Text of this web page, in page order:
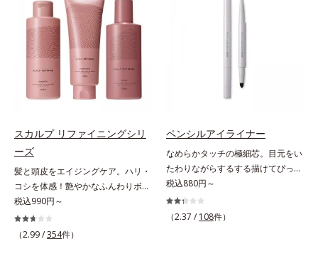
スカルプ リファイニングシリ
ーズ
髪と頭皮をエイジングケア。ハリ・
コシを体感！艶やかなふんわりボリ
ューム美髪へ。「抜け毛が目立つ」
「ボリュームがない」「ハリ・コシ
がない」という年齢による3大髪悩
税込990円～
（2.99 /354件）
ペンシルアイライナー
なめらかタッチの極細芯。目元をい
たわりながらするする描けてぴった
り密着。するする描けてぴったり密
着。なめらかタッチの極細芯アイラ
イナーです。繊細な目のキワにも優
税込880円～
（2.37 / 108件）